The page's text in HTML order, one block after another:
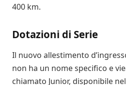
400 km.
Dotazioni di Serie
Il nuovo allestimento
non ha un nome specifico e
chiamato Junior, disponibile